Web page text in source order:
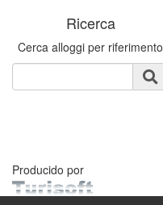
Ricerca
Cerca alloggi per riferimento
Producido por